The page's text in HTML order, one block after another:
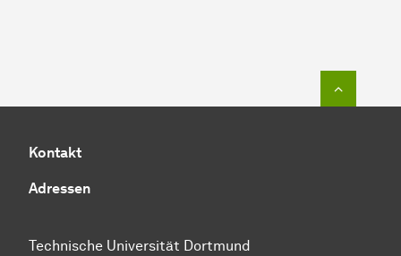
Kontakt
Adressen
Technische Uni­ver­si­tät Dort­mund